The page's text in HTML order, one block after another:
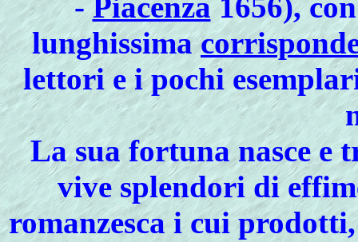
lunghissima
lettori e i pochi
La sua fortuna nasce e
vive splendori di
romanzesca i cui